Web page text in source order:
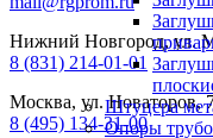
Нижний Новгород, ул.
8 (831) 214-01-01
Москва, ул. Новаторов,
8 (495) 134-31-00
Штуцера
Опоры